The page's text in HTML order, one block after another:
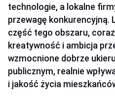
technologie, a lokalne
przewagę konkurencyjną.
część tego obszaru,
kreatywność i ambicja
wzmocnione dobrze
publicznym, realnie
i jakość życia